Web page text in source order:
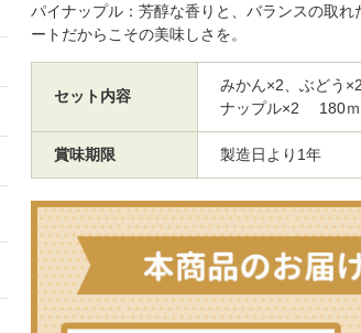
パイナップル：芳醇な香りと、バランスの取
ートだからこその美味しさを。
セット内容
みかん×2、ぶどう
ナップル×2 180
賞味期限 製造日より1年